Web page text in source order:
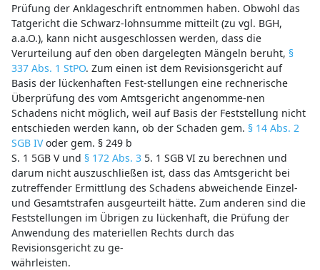
Prüfung der Anklageschrift entnommen haben. Obwohl das
Tatgericht die Schwarz-lohnsumme mitteilt (zu vgl. BGH,
a.a.O.), kann nicht ausgeschlossen werden, dass die
Verurteilung auf den oben dargelegten Mängeln beruht, §
337 Abs. 1 StPO. Zum einen ist dem Revisionsgericht auf
Basis der lückenhaften Fest-stellungen eine rechnerische
Überprüfung des vom Amtsgericht angenomme-nen
Schadens nicht möglich, weil auf Basis der Feststellung nicht
entschieden werden kann, ob der Schaden gem. § 14 Abs. 2
SGB IVoder gem. § 249 b
S. 1 5GB V und § 172 Abs. 35. 1 SGB VI zu berechnen und
darum nicht auszuschließen ist, dass das Amtsgericht bei
zutreffender Ermittlung des Schadens abweichende Einzel-
und Gesamtstrafen ausgeurteilt hätte. Zum anderen sind die
Feststellungen im Übrigen zu lückenhaft, die Prüfung der
Anwendung des materiellen Rechts durch das
Revisionsgericht zu ge-
währleisten.